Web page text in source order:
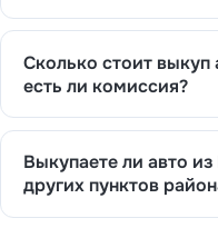
Сколько стоит
есть ли комиссия?
Выкупаете ли авто
других пунктов